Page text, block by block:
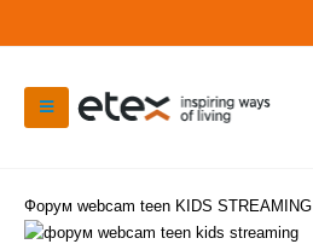
Форум webcam teen KIDS STREAMING